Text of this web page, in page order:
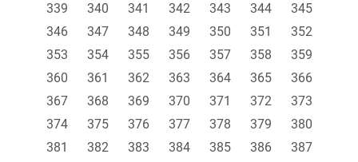
339
340 341 342 343 344
345
346
347 348 349 350 351
352
353
354 355 356 357 358
359
360
361 362 363 364 365
366
367
368 369 370 371 372
373
374
375 376 377 378 379
380
381
382 383 384 385 386
387